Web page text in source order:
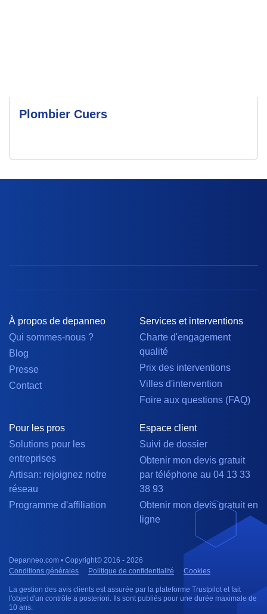
Plombier Cuers
À propos de depanneo
Qui sommes-nous ?
Blog
Presse
Contact
Services et interventions
Charte d'engagement
qualité
Prix des interventions
Villes d'intervention
Foire aux questions (FAQ)
Pour les pros
Solutions pour les
entreprises
Artisan: rejoignez notre
réseau
Programme d'affiliation
Espace client
Suivi de dossier
Obtenir mon devis gratuit
par téléphone au 04 13 33
38 93
Obtenir mon devis gratuit en
ligne
Depanneo.com • Copyright© 2016 - 2026
Conditions générales
Politique de confidentialité Cookies
La gestion des avis clients est assurée par la plateforme Trustpilot et fait
l'objet d'un contrôle a posteriori. Ils sont publiés pour une durée maximale de
10 ans.